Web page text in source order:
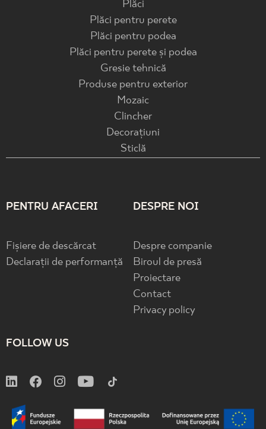
Plăci
Plăci pentru perete
Plăci pentru podea
Plăci pentru perete și podea
Gresie tehnică
Produse pentru exterior
Mozaic
Clincher
Decorațiuni
Sticlă
PENTRU AFACERI
Fișiere de descărcat
Declarații de performanță
DESPRE NOI
Despre companie
Biroul de presă
Proiectare
Contact
Privacy policy
FOLLOW US